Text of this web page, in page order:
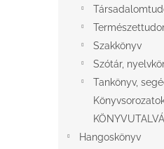
Szakkönyv
Szótár,
Tankönyv,
Hangoskönyv